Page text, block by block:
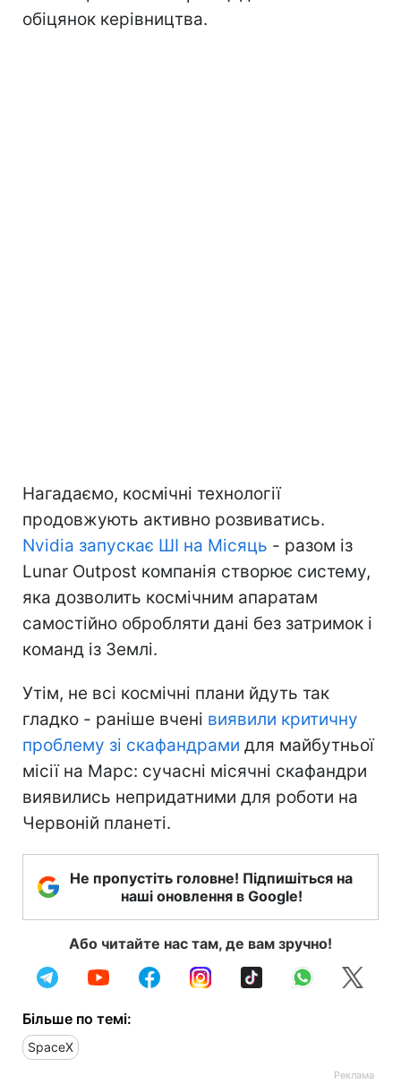
обіцянок керівництва.
Нагадаємо, космічні технології
продовжують активно розвиватись.
Nvidia запускає ШІ на Місяць - разом із
Lunar Outpost компанія створює систему,
яка дозволить космічним апаратам
самостійно обробляти дані без затримок і
команд із Землі.
Утім, не всі космічні плани йдуть так
гладко - раніше вчені виявили критичну
проблему зі скафандрами для майбутньої
місії на Марс: сучасні місячні скафандри
виявились непридатними для роботи на
Червоній планеті.
Не пропустіть головне! Підпишіться на
наші оновлення в Google!
Або читайте нас там, де вам зручно!
Більше по темі:
SpaceX